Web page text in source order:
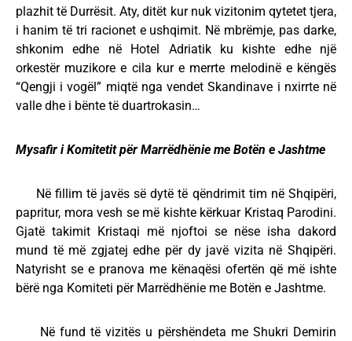
plazhit të Durrësit. Aty, ditët kur nuk vizitonim qytetet tjera,
i hanim të tri racionet e ushqimit. Në mbrëmje, pas darke,
shkonim edhe në Hotel Adriatik ku kishte edhe një
orkestër muzikore e cila kur e merrte melodinë e këngës
“Qengji i vogël” miqtë nga vendet Skandinave i nxirrte në
valle dhe i bënte të duartrokasin…
Mysafir i Komitetit për Marrëdhënie me Botën e Jashtme
Në fillim të javës së dytë të qëndrimit tim në Shqipëri,
papritur, mora vesh se më kishte kërkuar Kristaq Parodini.
Gjatë takimit Kristaqi më njoftoi se nëse isha dakord
mund të më zgjatej edhe për dy javë vizita në Shqipëri.
Natyrisht se e pranova me kënaqësi ofertën që më ishte
bërë nga Komiteti për Marrëdhënie me Botën e Jashtme.
Në fund të vizitës u përshëndeta me Shukri Demirin